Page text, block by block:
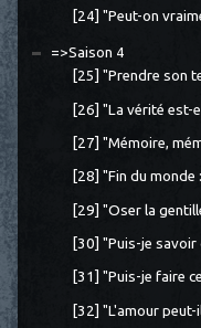
[24] "Peut-on
=>Saison 4
[25] "Prendre son
[26] "La vérité est-
[27] "Mémoire,
[28] "Fin du monde
[29] "Oser la
[30] "Puis-je savoir
[31] "Puis-je faire
[32] "L'amour